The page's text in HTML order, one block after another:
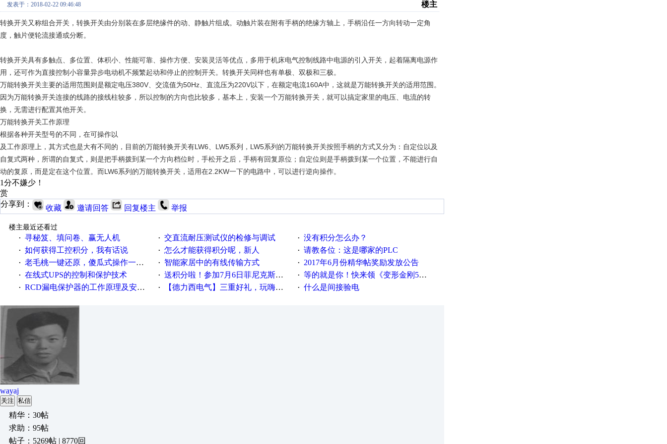
发表于：2018-02-22 09:46:48 楼主
转换开关又称组合开关，转换开关由分别装在多层绝缘件的动、静触片组成。动触片装在附有手柄的绝缘方轴上，手柄沿任一方向转动一定角
度，触片便轮流接通或分断。
转换开关具有多触点、多位置、体积小、性能可靠、操作方便、安装灵活等优点，多用于机床电气控制线路中电源的引入开关，起着隔离电源作
用，还可作为直接控制小容量异步电动机不频繁起动和停止的控制开关。转换开关同样也有单极、双极和三极。
万能转换开关主要的适用范围则是额定电压380V、交流值为50Hz、直流压为220V以下，在额定电流160A中，这就是万能转换开关的适用范围。
因为万能转换开关连接的线路的接线柱较多，所以控制的方向也比较多，基本上，安装一个万能转换开关，就可以搞定家里的电压、电流的转
换，无需进行配置其他开关。
万能转换开关工作原理
根据各种开关型号的不同，在可操作以
及工作原理上，其方式也是大有不同的，目前的万能转换开关有LW6、LW5系列，LW5系列的万能转换开关按照手柄的方式又分为：自定位以及
自复式两种，所谓的自复式，则是把手柄拨到某一个方向档位时，手松开之后，手柄有回复原位；自定位则是手柄拨到某一个位置，不能进行自
动的复原，而是定在这个位置。而LW6系列的万能转换开关，适用在2.2KW一下的电路中，可以进行逆向操作。
1分不嫌少！
赏
分享到：
收藏 邀请回答 回复楼主 举报
楼主最近还看过
· 寻秘笈、填问卷、赢无人机 · 交直流耐压测试仪的检修与调试 · 没有积分怎么办？
· 如何获得工控积分，我有话说 · 怎么才能获得积分呢，新人 · 请教各位：这是哪家的PLC
· 老毛桃一键还原，傻瓜式操作一键轻松备份还原；程序为向导式安装，一键即可实现自动备份或还原系统。 · 智能家居中的有线传输方式 · 2017年6月份精华帖奖励发放公告
· 在线式UPS的控制和保护技术 · 送积分啦！参加7月6日菲尼克斯在线研讨会即得 · 等的就是你！快来领《变形金刚5》观影券
· RCD漏电保护器的工作原理及安装要点 · 【德力西电气】三重好礼，玩嗨夏日！ · 什么是间接验电
wayaj
关注 私信
精华：30帖
求助：95帖
帖子：5269帖 | 8770回